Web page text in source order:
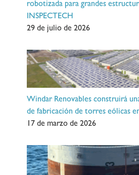
robotizada para grandes
INSPECTECH
29 de julio de 2026
Windar Renovables construirá
de fabricación de torres eólicas
17 de marzo de 2026